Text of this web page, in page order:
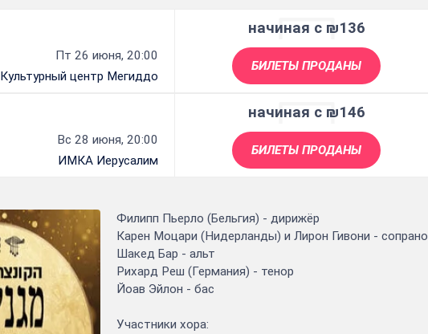
Пт 26 июня, 20:00
Культурный центр Мегиддо
начиная с ₪136
БИЛЕТЫ ПРОДАНЫ
Вс 28 июня, 20:00
ИМКА Иерусалим
начиная с ₪146
БИЛЕТЫ ПРОДАНЫ
Филипп Пьерло (Бельгия) - дирижёр
Карен Моцари (Нидерланды) и Лирон Гивони - сопрано
Шакед Бар - альт
Рихард Реш (Германия) - тенор
Йоав Эйлон - бас
Участники хора: